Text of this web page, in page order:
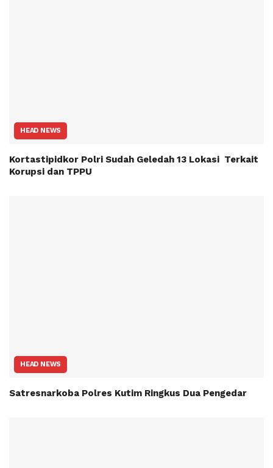
HEAD NEWS
Kortastipidkor Polri Sudah Geledah 13 Lokasi Terkait
Korupsi dan TPPU
HEAD NEWS
Satresnarkoba Polres Kutim Ringkus Dua Pengedar